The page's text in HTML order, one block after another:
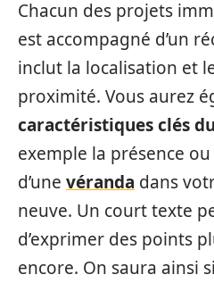
Chacun des projets
est accompagné d’un
inclut la localisation et
proximité. Vous aurez
caractéristiques clés
exemple la présence
d’une véranda dans
neuve. Un court texte
d’exprimer des points
encore. On saura ainsi